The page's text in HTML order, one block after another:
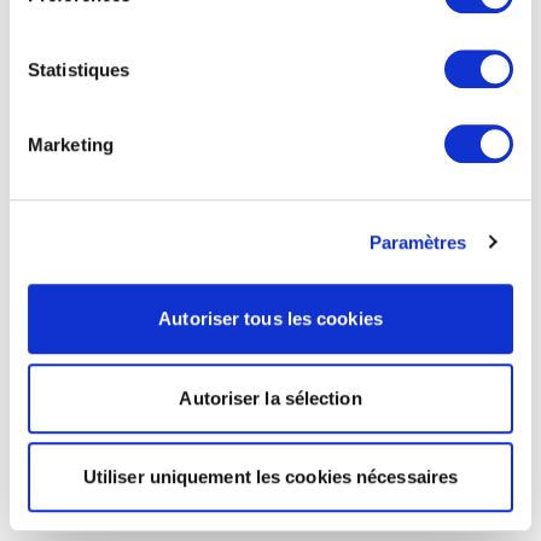
Statistiques
Marketing
Paramètres
Autoriser tous les cookies
Autoriser la sélection
Utiliser uniquement les cookies nécessaires